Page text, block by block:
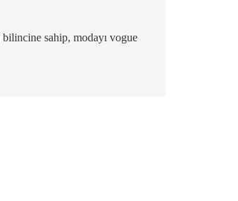
sahip, modayı vogue